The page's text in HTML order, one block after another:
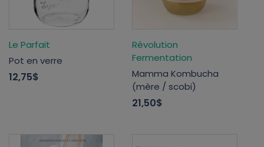
Le Parfait
Pot en verre
12,75$
Révolution
Fermentation
Mamma Kombucha
(mère / scobi)
21,50$